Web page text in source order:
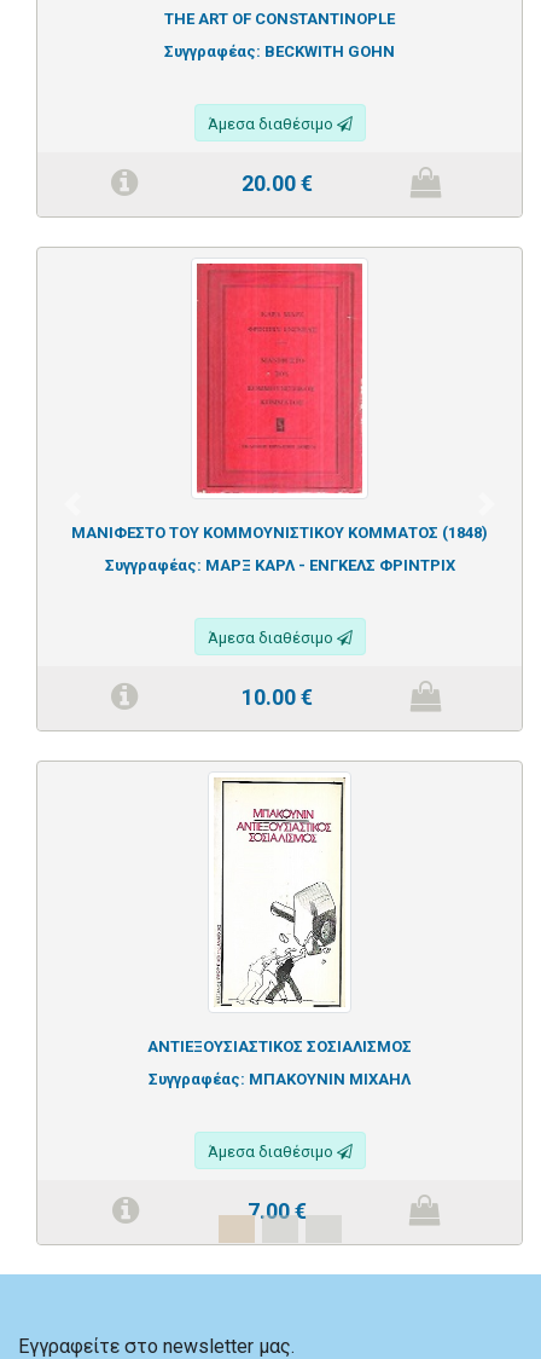
THE ART OF CONSTANTINOPLE
Συγγραφέας: BECKWITH GOHN
Άμεσα διαθέσιμο
20.00€
ΜΑΝΙΦΕΣΤΟ ΤΟΥ ΚΟΜΜΟΥΝΙΣΤΙΚΟΥ ΚΟΜΜΑΤΟΣ (1848)
Συγγραφέας: ΜΑΡΞ ΚΑΡΛ - ΕΝΓΚΕΛΣ ΦΡΙΝΤΡΙΧ
Άμεσα διαθέσιμο
10.00€
ΑΝΤΙΕΞΟΥΣΙΑΣΤΙΚΟΣ ΣΟΣΙΑΛΙΣΜΟΣ
Συγγραφέας: ΜΠΑΚΟΥΝΙΝ ΜΙΧΑΗΛ
Άμεσα διαθέσιμο
7.00€
Εγγραφείτε στο newsletter μας.